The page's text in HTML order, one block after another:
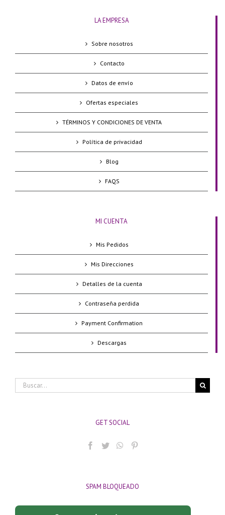
LA EMPRESA
Sobre nosotros
Contacto
Datos de envío
Ofertas especiales
TÉRMINOS Y CONDICIONES DE VENTA
Política de privacidad
Blog
FAQS
MI CUENTA
Mis Pedidos
Mis Direcciones
Detalles de la cuenta
Contraseña perdida
Payment Confirmation
Descargas
Buscar:
GET SOCIAL
SPAM BLOQUEADO